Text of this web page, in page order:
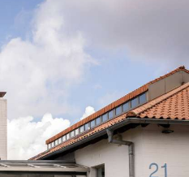
ASC